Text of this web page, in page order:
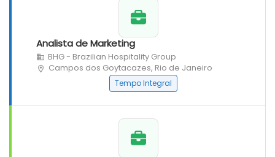
Analista de Marketing
BHG - Brazilian Hospitality Group
Campos dos Goytacazes, Rio de Janeiro
Tempo Integral